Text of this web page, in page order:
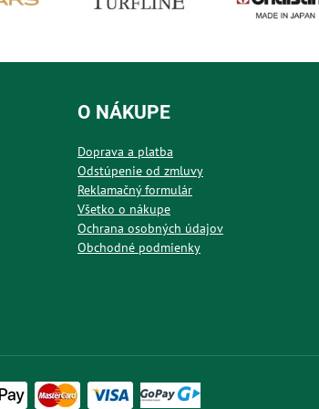
O NÁKUPE
Doprava a platba
Odstúpenie od zmluvy
Reklamačný formulár
Všetko o nákupe
Ochrana osobných údajov
Obchodné podmienky